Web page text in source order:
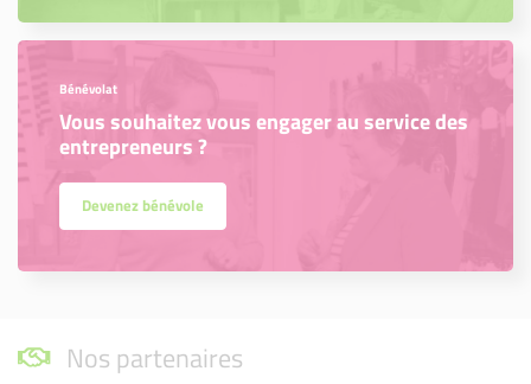
Bénévolat
Vous souhaitez vous engager au service des
entrepreneurs ?
Devenez bénévole
Nos partenaires